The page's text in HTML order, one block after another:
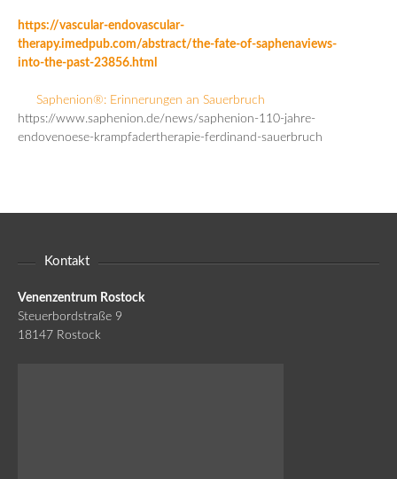
https://vascular-endovascular-
therapy.imedpub.com/abstract/the-fate-of-saphenaviews-
into-the-past-23856.html
Saphenion®: Erinnerungen an Sauerbruch
https://www.saphenion.de/news/saphenion-110-jahre-
endovenoese-krampfadertherapie-ferdinand-sauerbruch
Kontakt
Venenzentrum Rostock
Steuerbordstraße 9
18147 Rostock